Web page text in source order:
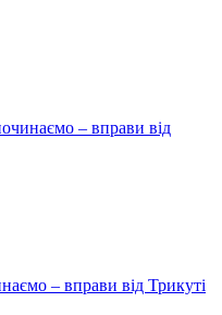
– вправи від
– вправи від Трикуті